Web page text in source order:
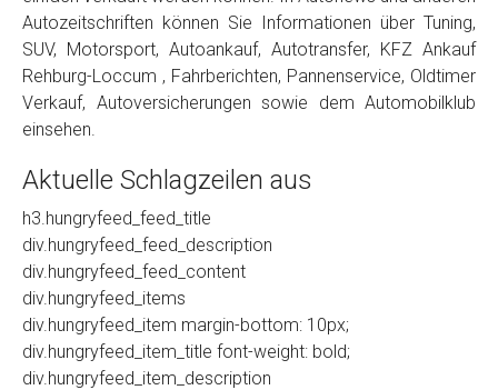
Autozeitschriften können Sie Informationen über Tuning,
SUV, Motorsport, Autoankauf, Autotransfer, KFZ Ankauf
Rehburg-Loccum , Fahrberichten, Pannenservice, Oldtimer
Verkauf, Autoversicherungen sowie dem Automobilklub
einsehen.
Aktuelle Schlagzeilen aus
h3.hungryfeed_feed_title
div.hungryfeed_feed_description
div.hungryfeed_feed_content
div.hungryfeed_items
div.hungryfeed_item margin-bottom: 10px;
div.hungryfeed_item_title font-weight: bold;
div.hungryfeed_item_description